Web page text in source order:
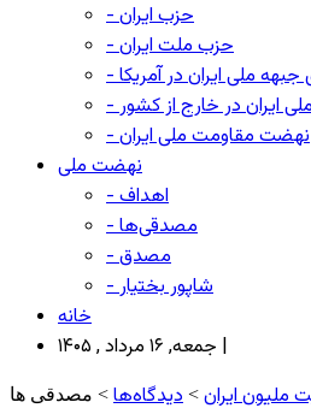
- حزب ایران
- حزب ملت ایران
جبهه ملی ایران در آمریکا
ایران در خارج از کشور
- نهضت مقاومت ملی ایران
نهضت ملی
- اهداف
- مصدقی‌ها
- مصدق
- شاپور بختیار
خانه
جمعه, ۱۶ مرداد , ۱۴۰۵ |
ملیون ایران > دیدگاه‌ها > مصدقی ها